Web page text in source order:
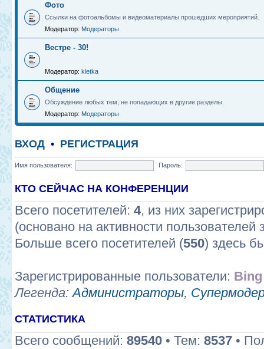
Фото
Ссылки на фотоальбомы и видеоматериалы прошедших мероприятий.
Модератор: Модераторы
Вестре - 30!
Модератор: kletka
Общение
Обсуждение любых тем, не попадающих в другие разделы.
Модератор: Модераторы
ВХОД • РЕГИСТРАЦИЯ
Имя пользователя: Пароль:
КТО СЕЙЧАС НА КОНФЕРЕНЦИИ
Всего посетителей: 4, из них
(основано на активности пользователей
Больше всего посетителей (550) здесь
Зарегистрированные пользователи:
Легенда:Администраторы,
СТАТИСТИКА
Всего сообщений: 89540 • Тем: 8537 •